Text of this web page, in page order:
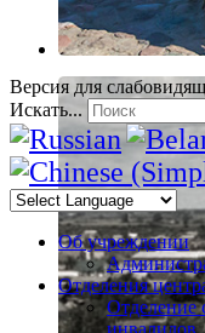
Версия для
Искать...
Об учреждении
Отделения
Отделение
инвалидов